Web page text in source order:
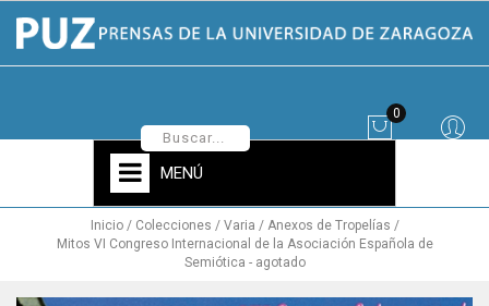
0
MENÚ
Inicio Colecciones Varia
Anexos de Tropelías
Mitos VI Congreso Internacional de la Asociación Española de
Semiótica - agotado